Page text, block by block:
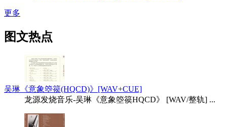
更多
图文热点
吴琳《意象箜篌(HQCD)》[WAV+CUE]
龙源发烧音乐-吴琳《意象箜篌HQCD》 [WAV/整轨] ...